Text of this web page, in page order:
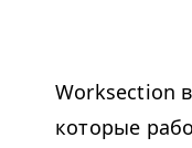
Worksection
которые